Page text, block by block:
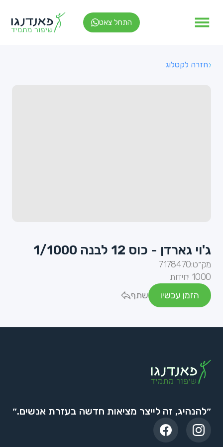
התחל צאט
חזרה לקטלוג
ג'וי גארדן - כוס 12 לבנה 1/1000
מק״ט:7178470
1000 יחידות
הזמן עכשיו
שתף
״להנהיג, זה לייצר מציאות חדשה בעזרת אנשים.״